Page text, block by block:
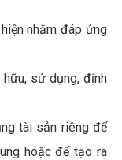
nhằm đáp ứng
sử dụng, định
tài sản riêng để
hoặc để tạo ra